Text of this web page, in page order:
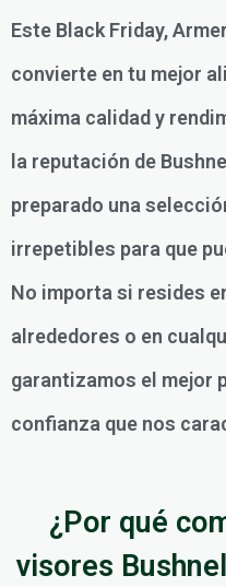
Este Black Friday,
convierte en tu mejor
máxima calidad y
la reputación de
preparado una
irrepetibles para que
No importa si resides
alrededores o en
garantizamos el mejor
confianza que nos
¿Por qué
visores